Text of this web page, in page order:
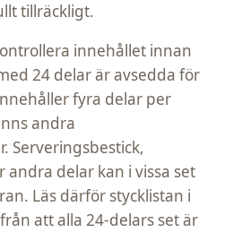
tillräckligt.
innehållet innan
24 delar är avsedda för
fyra delar per
andra
Serveringsbestick,
andra delar kan i vissa set
Läs därför stycklistan i
att alla 24-delars set är